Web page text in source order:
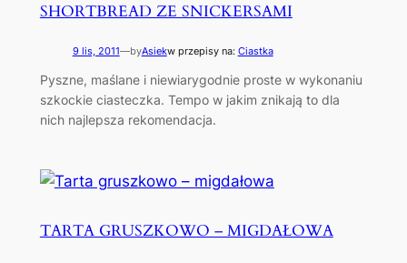
SHORTBREAD ZE SNICKERSAMI
9 lis, 2011—byAsiekw przepisy na: Ciastka
Pyszne, maślane i niewiarygodnie proste w wykonaniu
szkockie ciasteczka. Tempo w jakim znikają to dla
nich najlepsza rekomendacja.
TARTA GRUSZKOWO – MIGDAŁOWA